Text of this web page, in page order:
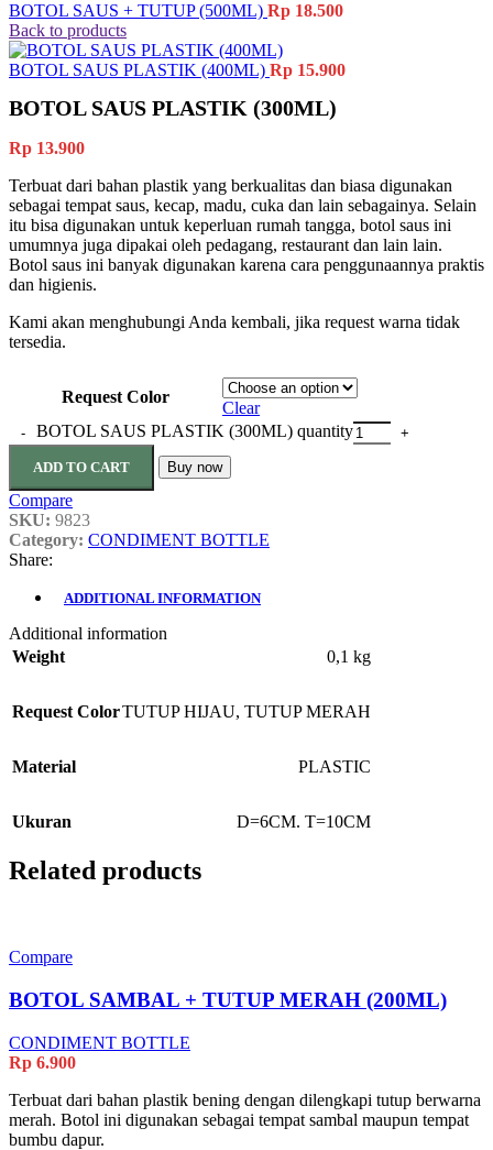
BOTOL SAUS + TUTUP (500ML) Rp 18.500
Back to products
BOTOL SAUS PLASTIK (400ML) Rp 15.900
BOTOL SAUS PLASTIK (300ML)
Rp 13.900
Terbuat dari bahan plastik yang berkualitas dan biasa digunakan
sebagai tempat saus, kecap, madu, cuka dan lain sebagainya. Selain
itu bisa digunakan untuk keperluan rumah tangga, botol saus ini
umumnya juga dipakai oleh pedagang, restaurant dan lain lain.
Botol saus ini banyak digunakan karena cara penggunaannya praktis
dan higienis.
Kami akan menghubungi Anda kembali, jika request warna tidak
tersedia.
Request Color
Clear
BOTOL SAUS PLASTIK (300ML) quantity
ADD TO CART Buy now
Compare
SKU: 9823
Category: CONDIMENT BOTTLE
Share:
ADDITIONAL INFORMATION
Additional information
Weight
0,1 kg
Request ColorTUTUP HIJAU, TUTUP MERAH
Material PLASTIC
Ukuran D=6CM. T=10CM
Related products
Compare
BOTOL SAMBAL + TUTUP MERAH (200ML)
CONDIMENT BOTTLE
Rp 6.900
Terbuat dari bahan plastik bening dengan dilengkapi tutup berwarna
merah. Botol ini digunakan sebagai tempat sambal maupun tempat
bumbu dapur.